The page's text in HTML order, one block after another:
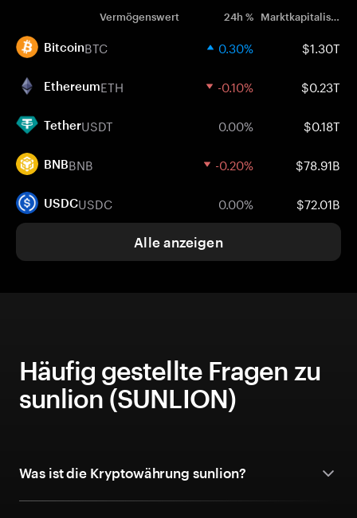
Vermögenswert 24h % Marktkapitalisierung
BitcoinBTC 0.30% $1.30T
EthereumETH -0.10% $0.23T
TetherUSDT 0.00% $0.18T
BNBBNB -0.20% $78.91B
USDCUSDC 0.00% $72.01B
Alle anzeigen
Häufig gestellte Fragen zu
sunlion (SUNLION)
Was ist die Kryptowährung sunlion?